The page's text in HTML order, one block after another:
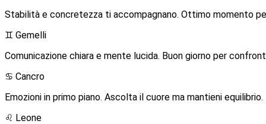
Stabilità e concretezza ti accompagnano. Ottimo momento
♊ Gemelli
Comunicazione chiara e mente lucida. Buon giorno per
♋ Cancro
Emozioni in primo piano. Ascolta il cuore ma mantieni
♌ Leone